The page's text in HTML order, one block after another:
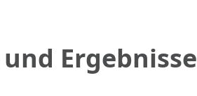
Ergebnisse